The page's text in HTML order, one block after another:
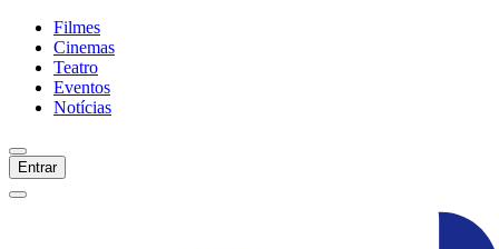
Filmes
Cinemas
Teatro
Eventos
Notícias
Entrar